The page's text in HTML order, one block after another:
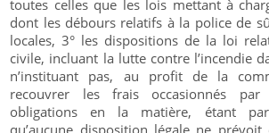
toutes celles que les lois mettant à
dont les débours relatifs à la police de
locales, 3° les dispositions de la loi
civile, incluant la lutte contre l’incendie
n’instituant pas, au profit de la
recouvrer les frais occasionnés par
obligations en la matière, étant
qu’aucune disposition légale ne